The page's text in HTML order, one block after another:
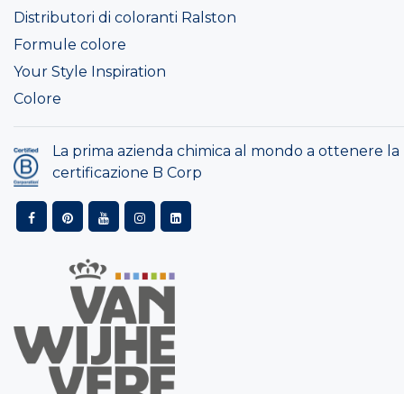
Distributori di coloranti Ralston
Formule colore
Your Style Inspiration
Colore
La prima azienda chimica al mondo a ottenere la
certificazione B Corp